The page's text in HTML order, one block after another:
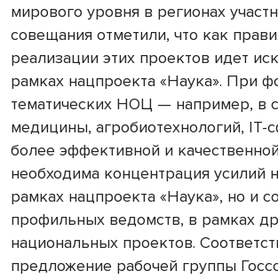
мирового уровня в регионах
совещания отметили, что как
реализации этих проектов идет
рамках нацпроекта «Наука». При
тематических НОЦ — например, в
медицины, агробиотехнологий,
более эффективной и
необходима концентрация усилий
рамках нацпроекта «Наука», но и
профильных ведомств, в рамках
национальных проектов.
предложение рабочей группы